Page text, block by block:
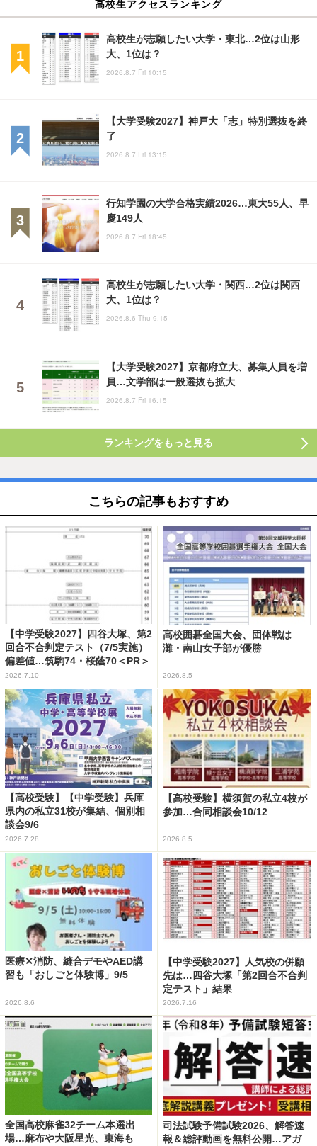
高校生アクセスランキング
高校生が志願したい大学・東北…2位は山形
大、1位は？
2026.8.7 Fri 10:15
【大学受験2027】神戸大「志」特別選抜を終
了
2026.8.7 Fri 13:15
行知学園の大学合格実績2026…東大55人、早
慶149人
2026.8.7 Fri 18:45
高校生が志願したい大学・関西…2位は関西
大、1位は？
2026.8.6 Thu 9:15
【大学受験2027】京都府立大、募集人員を増
員…文学部は一般選抜も拡大
2026.8.7 Fri 16:15
ランキングをもっと見る
こちらの記事もおすすめ
【中学受験2027】四谷大塚、第2
回合不合判定テスト（7/5実施）
偏差値…筑駒74・桜蔭70＜PR＞
2026.7.10
高校囲碁全国大会、団体戦は
灘・南山女子部が優勝
2026.8.5
【高校受験】【中学受験】兵庫
県内の私立31校が集結、個別相
談会9/6
2026.7.28
【高校受験】横須賀の私立4校が
参加…合同相談会10/12
2026.8.5
医療✕消防、縫合デモやAED講
習も「おしごと体験博」9/5
2026.8.6
【中学受験2027】人気校の併願
先は…四谷大塚「第2回合不合判
定テスト」結果
2026.7.16
全国高校麻雀32チーム本選出
場…麻布や大阪星光、東海も
司法試験予備試験2026、解答速
報＆総評動画を無料公開…アガ